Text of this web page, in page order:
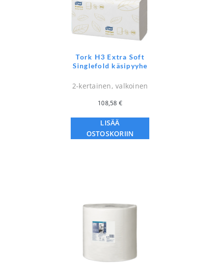
Tork H3 Extra Soft
Singlefold käsipyyhe
2-kertainen, valkoinen
108,58 €
LISÄÄ
OSTOSKORIIN